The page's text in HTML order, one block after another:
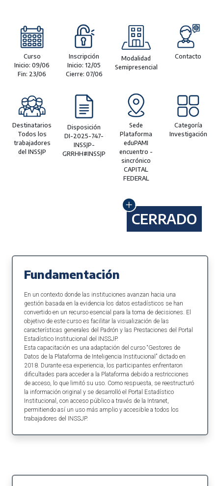
Curso
Inicio: 09/06
Fin: 23/06
Inscripción
Inicio: 12/05
Cierre: 07/06
Modalidad
Semipresencial
Contacto
Destinatarios
Todos los
trabajadores
del INSSJP
Disposición
DI-2025-747-
INSSJP-
GRRHH#INSSJP
Sede
Plataforma
eduPAMI
encuentro -
sincrónico
CAPITAL
FEDERAL
Categoría
Investigación
CERRADO
Fundamentación
En un contexto donde las instituciones avanzan hacia una
gestión basada en la evidencia los datos estadísticos se han
convertido en un recurso esencial para la toma de decisiones. El
objetivo de este curso es facilitar la visualización de las
características generales del Padrón y las Prestaciones del Portal
Estadístico Institucional del INSSJP.
Esta capacitación es una adaptación del curso “Gestores de
Datos de la Plataforma de Inteligencia Institucional” dictado en
2018. Durante esa experiencia, los participantes enfrentaron
dificultades para acceder a la Plataforma debido a restricciones
de acceso, lo que limitó su uso. Como respuesta, se reestructuró
la información original y se desarrolló el Portal Estadístico
Institucional, con acceso público a través de la Intranet,
permitiendo así un uso más amplio y accesible a todos los
trabajadores del INSSJP.